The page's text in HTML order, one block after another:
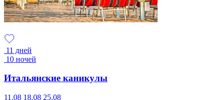
11 дней
10 ночей
Итальянские каникулы
11.08 18.08 25.08